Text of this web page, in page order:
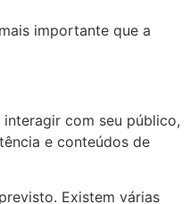
importante que a
com seu público,
e conteúdos de
Existem várias